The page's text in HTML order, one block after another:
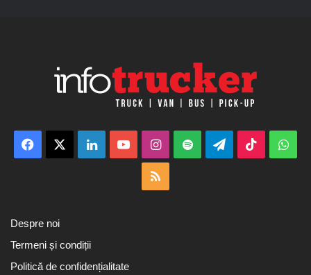
Facebook LinkedInYouTubeInstagram
Spotify TelegramTikTok
Despre noi
Termeni și condiții
Politică de confidențialitate